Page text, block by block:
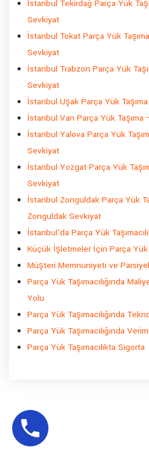
İstanbul Tekirdağ Parça Yük
Sevkiyat
İstanbul Tokat Parça Yük
Sevkiyat
İstanbul Trabzon Parça Yük
Sevkiyat
İstanbul Uşak Parça Yük
İstanbul Van Parça Yük
İstanbul Yalova Parça Yük
Sevkiyat
İstanbul Yozgat Parça Yük
Sevkiyat
İstanbul Zonguldak Parça Yük
Zonguldak Sevkiyat
İstanbul’da Parça Yük
Küçük İşletmeler İçin Parça Yük
Müşteri Memnuniyeti ve Parsiyel
Parça Yük Taşımacılığında
Yolu
Parça Yük Taşımacılığında
Parça Yük Taşımacılığında
Parça Yük Taşımacılıkta Sigorta